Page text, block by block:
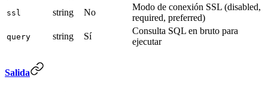
ssl string No
Modo de conexión SSL (disabled,
required, preferred)
query string Sí
Consulta SQL en bruto para
ejecutar
Salida